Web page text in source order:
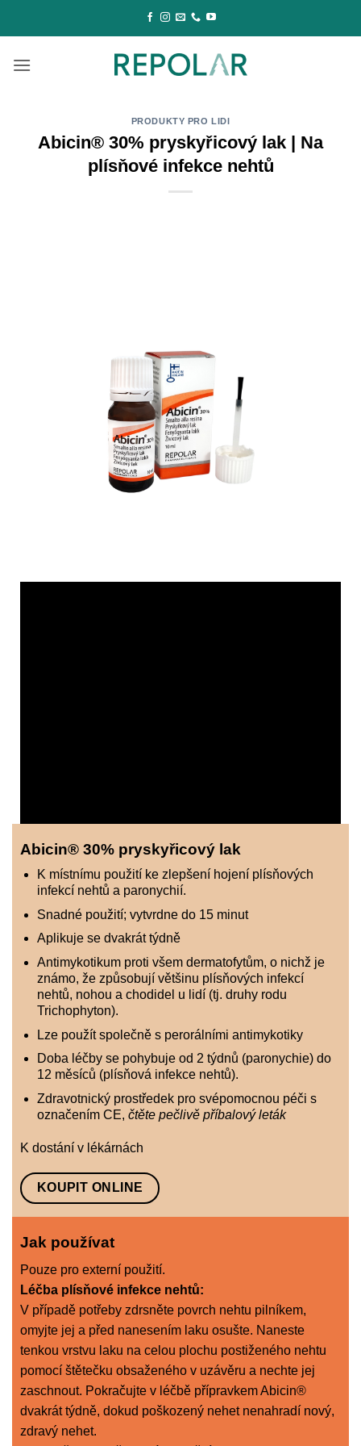
PRODUKTY PRO LIDI
Abicin® 30% pryskyřicový lak | Na
plísňové infekce nehtů
Abicin® 30% pryskyřicový lak
K místnímu použití ke zlepšení hojení plísňových
infekcí nehtů a paronychií.
Snadné použití; vytvrdne do 15 minut
Aplikuje se dvakrát týdně
Antimykotikum proti všem dermatofytům, o nichž je
známo, že způsobují většinu plísňových infekcí
nehtů, nohou a chodidel u lidí (tj. druhy rodu
Trichophyton).
Lze použít společně s perorálními antimykotiky
Doba léčby se pohybuje od 2 týdnů (paronychie) do
12 měsíců (plísňová infekce nehtů).
Zdravotnický prostředek pro svépomocnou péči s
označením CE, čtěte pečlivě příbalový leták
K dostání v lékárnách
KOUPIT ONLINE
Jak používat
Pouze pro externí použití.
Léčba plísňové infekce nehtů:
V případě potřeby zdrsněte povrch nehtu pilníkem,
omyjte jej a před nanesením laku osušte. Naneste
tenkou vrstvu laku na celou plochu postiženého nehtu
pomocí štětečku obsaženého v uzávěru a nechte jej
zaschnout. Pokračujte v léčbě přípravkem Abicin®
dvakrát týdně, dokud poškozený nehet nenahradí nový,
zdravý nehet.